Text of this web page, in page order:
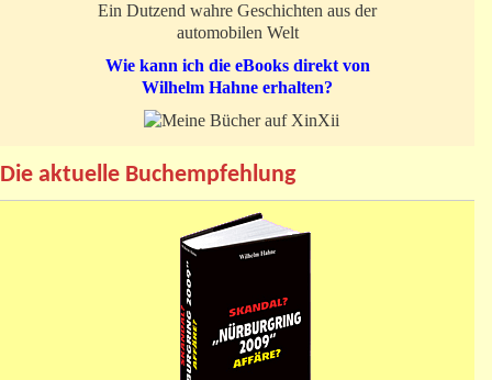
Ein Dutzend wahre Geschichten aus der
automobilen Welt
Wie kann ich die eBooks direkt von
Wilhelm Hahne erhalten?
Die aktuelle Buchempfehlung